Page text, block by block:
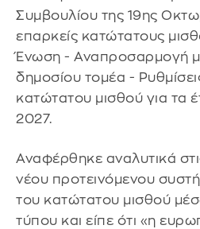
Συμβουλίου της 19ης
επαρκείς κατώτατους
Ένωση - Αναπροσαρμογή
δημοσίου τομέα -
κατώτατου μισθού για τα
2027.
Αναφέρθηκε αναλυτικά
νέου προτεινόμενου
του κατώτατου μισθού
τύπου και είπε ότι «η